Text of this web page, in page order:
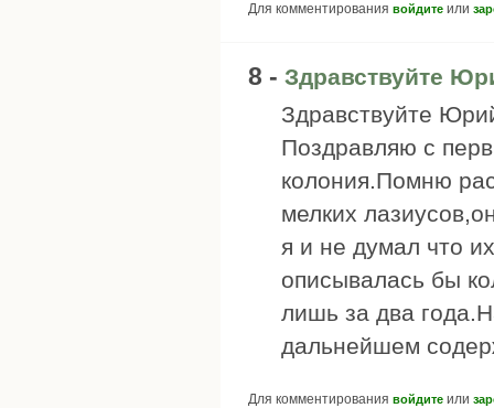
Для комментирования войдите или
8 - Здравствуйте
Здравствуйте
Поздравляю с
колония.Помню
мелких
я и не думал что
описывалась бы
лишь за два
дальнейшем
Для комментирования войдите или